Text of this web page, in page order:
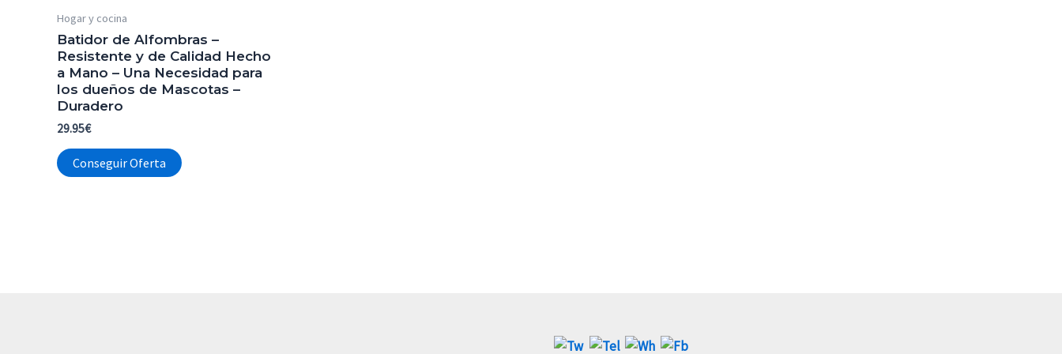
Hogar y cocina
Batidor de Alfombras –
Resistente y de Calidad Hecho
a Mano – Una Necesidad para
los dueños de Mascotas –
Duradero
29.95€
Conseguir Oferta